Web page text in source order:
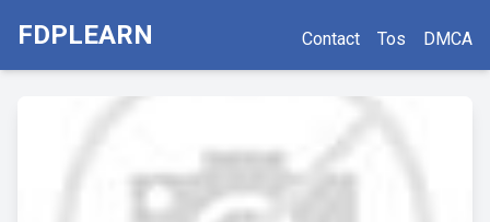
FDPLEARN Contact Tos DMCA